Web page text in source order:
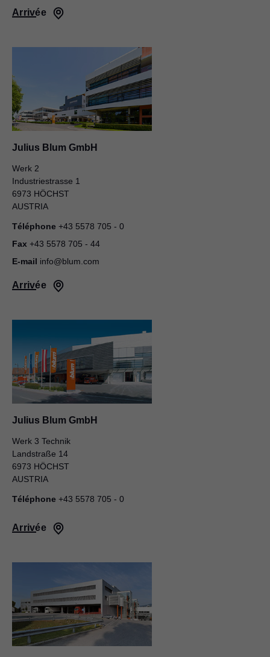
Arrivée
Julius Blum GmbH
Werk 2
Industriestrasse 1
6973 HÖCHST
AUSTRIA
Téléphone +43 5578 705 - 0
Fax +43 5578 705 - 44
E-mail info@blum.com
Arrivée
Julius Blum GmbH
Werk 3 Technik
Landstraße 14
6973 HÖCHST
AUSTRIA
Téléphone +43 5578 705 - 0
Arrivée